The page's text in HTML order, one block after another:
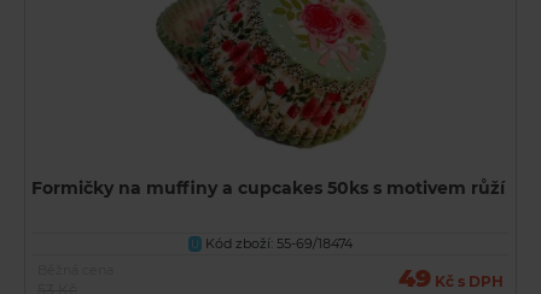
Formičky na muffiny a cupcakes 50ks s motivem růží
U
Kód zboží: 55-69/18474
49 Kč s DPH